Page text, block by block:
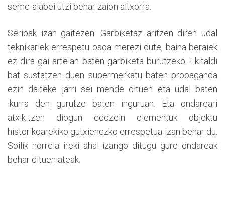
seme-alabei utzi behar zaion altxorra.
Serioak izan gaitezen. Garbiketaz aritzen diren udal
teknikariek errespetu osoa merezi dute, baina beraiek
ez dira gai artelan baten garbiketa burutzeko. Ekitaldi
bat sustatzen duen supermerkatu baten propaganda
ezin daiteke jarri sei mende dituen eta udal baten
ikurra den gurutze baten inguruan. Eta ondareari
atxikitzen diogun edozein elementuk objektu
historikoarekiko gutxienezko errespetua izan behar du.
Soilik horrela ireki ahal izango ditugu gure ondareak
behar dituen ateak.